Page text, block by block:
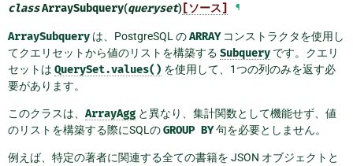
classArraySubquery(queryset) [ソース] ¶
ArraySubquery は、PostgreSQL のARRAYコンストラクタを使用し
てクエリセットから値のリストを構築する Subquery です。クエリ
セットは QuerySet.values() を使用して、1つの列のみを返す必
要があります。
このクラスは、 ArrayAgg と異なり、集計関数として機能せず、値
のリストを構築する際にSQLのGROUP BY句を必要としません。
例えば、特定の著者に関連する全ての書籍を JSON オブジェクトと